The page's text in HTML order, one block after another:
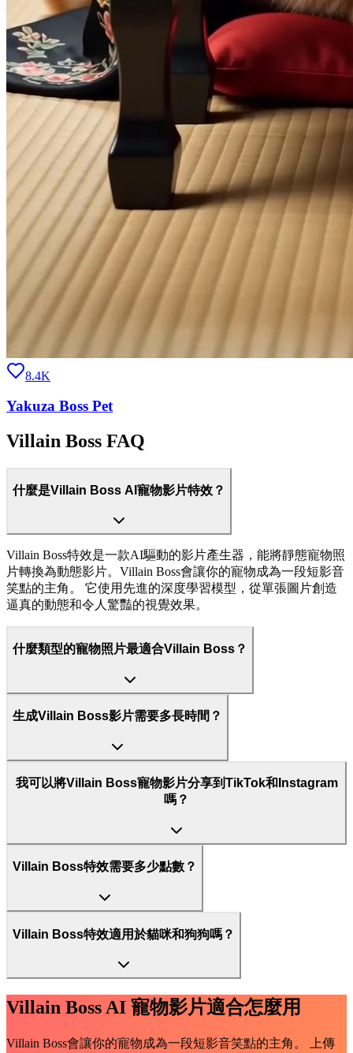
8.4K
Yakuza Boss Pet
Villain Boss FAQ
什麼是Villain Boss AI寵物影片特效？
Villain Boss特效是一款AI驅動的影片產生器，能將靜態寵物照
片轉換為動態影片。Villain Boss會讓你的寵物成為一段短影音
笑點的主角。 它使用先進的深度學習模型，從單張圖片創造
逼真的動態和令人驚豔的視覺效果。
什麼類型的寵物照片最適合Villain Boss？
生成Villain Boss影片需要多長時間？
我可以將Villain Boss寵物影片分享到TikTok和Instagram
嗎？
Villain Boss特效需要多少點數？
Villain Boss特效適用於貓咪和狗狗嗎？
Villain Boss AI 寵物影片適合怎麼用
Villain Boss會讓你的寵物成為一段短影音笑點的主角。 上傳